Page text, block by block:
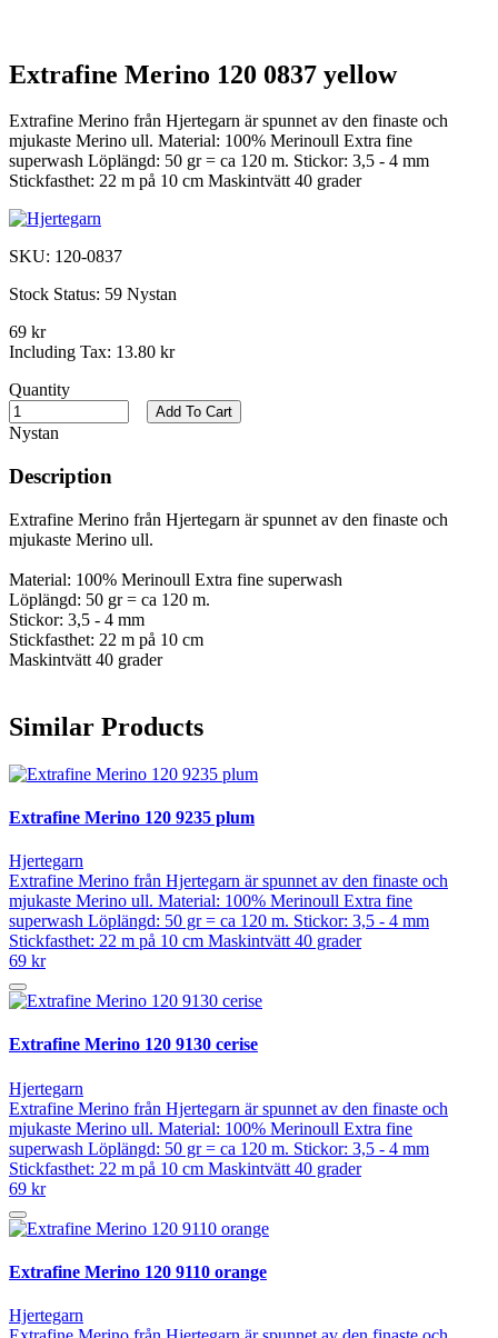
Extrafine Merino 120 0837 yellow
Extrafine Merino från Hjertegarn är spunnet av den finaste och
mjukaste Merino ull. Material: 100% Merinoull Extra fine
superwash Löplängd: 50 gr = ca 120 m. Stickor: 3,5 - 4 mm
Stickfasthet: 22 m på 10 cm Maskintvätt 40 grader
SKU: 120-0837
Stock Status: 59 Nystan
69 kr
Including Tax: 13.80 kr
Quantity
Nystan
Add To Cart
Description
Extrafine Merino från Hjertegarn är spunnet av den finaste och
mjukaste Merino ull.
Material: 100% Merinoull Extra fine superwash
Löplängd: 50 gr = ca 120 m.
Stickor: 3,5 - 4 mm
Stickfasthet: 22 m på 10 cm
Maskintvätt 40 grader
Similar Products
Extrafine Merino 120 9235 plum
Hjertegarn
Extrafine Merino från Hjertegarn är spunnet av den finaste och
mjukaste Merino ull. Material: 100% Merinoull Extra fine
superwash Löplängd: 50 gr = ca 120 m. Stickor: 3,5 - 4 mm
Stickfasthet: 22 m på 10 cm Maskintvätt 40 grader
69 kr
Extrafine Merino 120 9130 cerise
Hjertegarn
Extrafine Merino från Hjertegarn är spunnet av den finaste och
mjukaste Merino ull. Material: 100% Merinoull Extra fine
superwash Löplängd: 50 gr = ca 120 m. Stickor: 3,5 - 4 mm
Stickfasthet: 22 m på 10 cm Maskintvätt 40 grader
69 kr
Extrafine Merino 120 9110 orange
Hjertegarn